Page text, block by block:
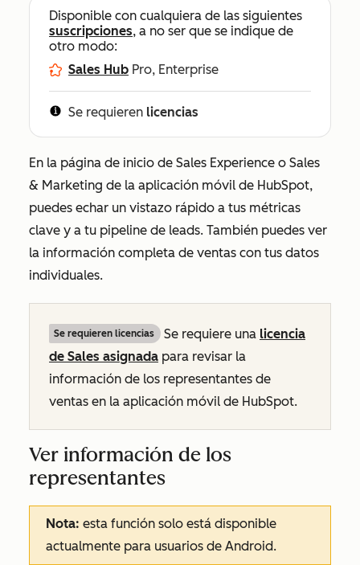
Disponible con cualquiera de las siguientes
suscripciones, a no ser que se indique de
otro modo:
Sales Hub Pro, Enterprise
Se requieren licencias
En la página de inicio de Sales Experience o Sales
& Marketing de la aplicación móvil de HubSpot,
puedes echar un vistazo rápido a tus métricas
clave y a tu pipeline de leads. También puedes ver
la información completa de ventas con tus datos
individuales.
Se requieren licencias Se requiere una licencia
de Sales asignada para revisar la
información de los representantes de
ventas en la aplicación móvil de HubSpot.
Ver información de los
representantes
Nota: esta función solo está disponible
actualmente para usuarios de Android.